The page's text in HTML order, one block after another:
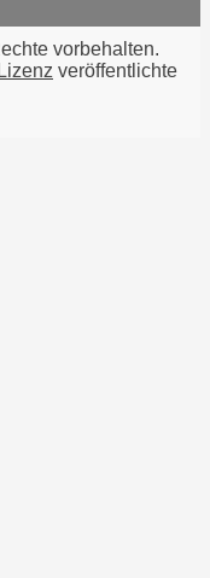
vorbehalten.
veröffentlichte